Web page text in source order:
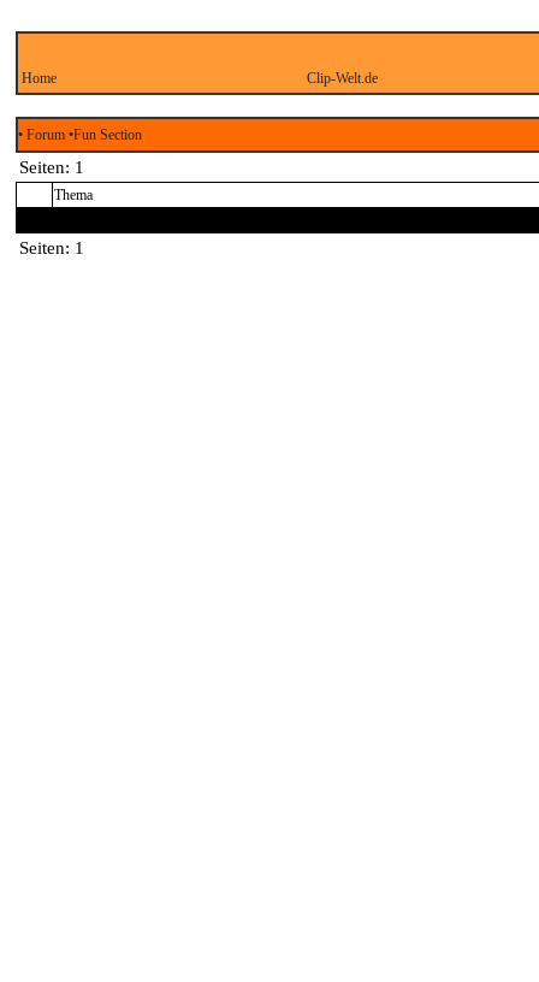
Home Clip-Welt.de
• Forum •Fun Section
Seiten: 1
Thema
Seiten: 1